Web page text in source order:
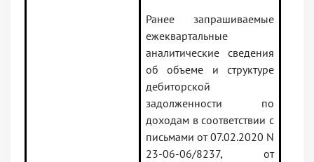
Ранее запрашиваемые
ежеквартальные
аналитические сведения
об объеме и структуре
дебиторской
задолженности по
доходам в соответствии с
письмами от 07.02.2020 N
23-06-06/8237, от